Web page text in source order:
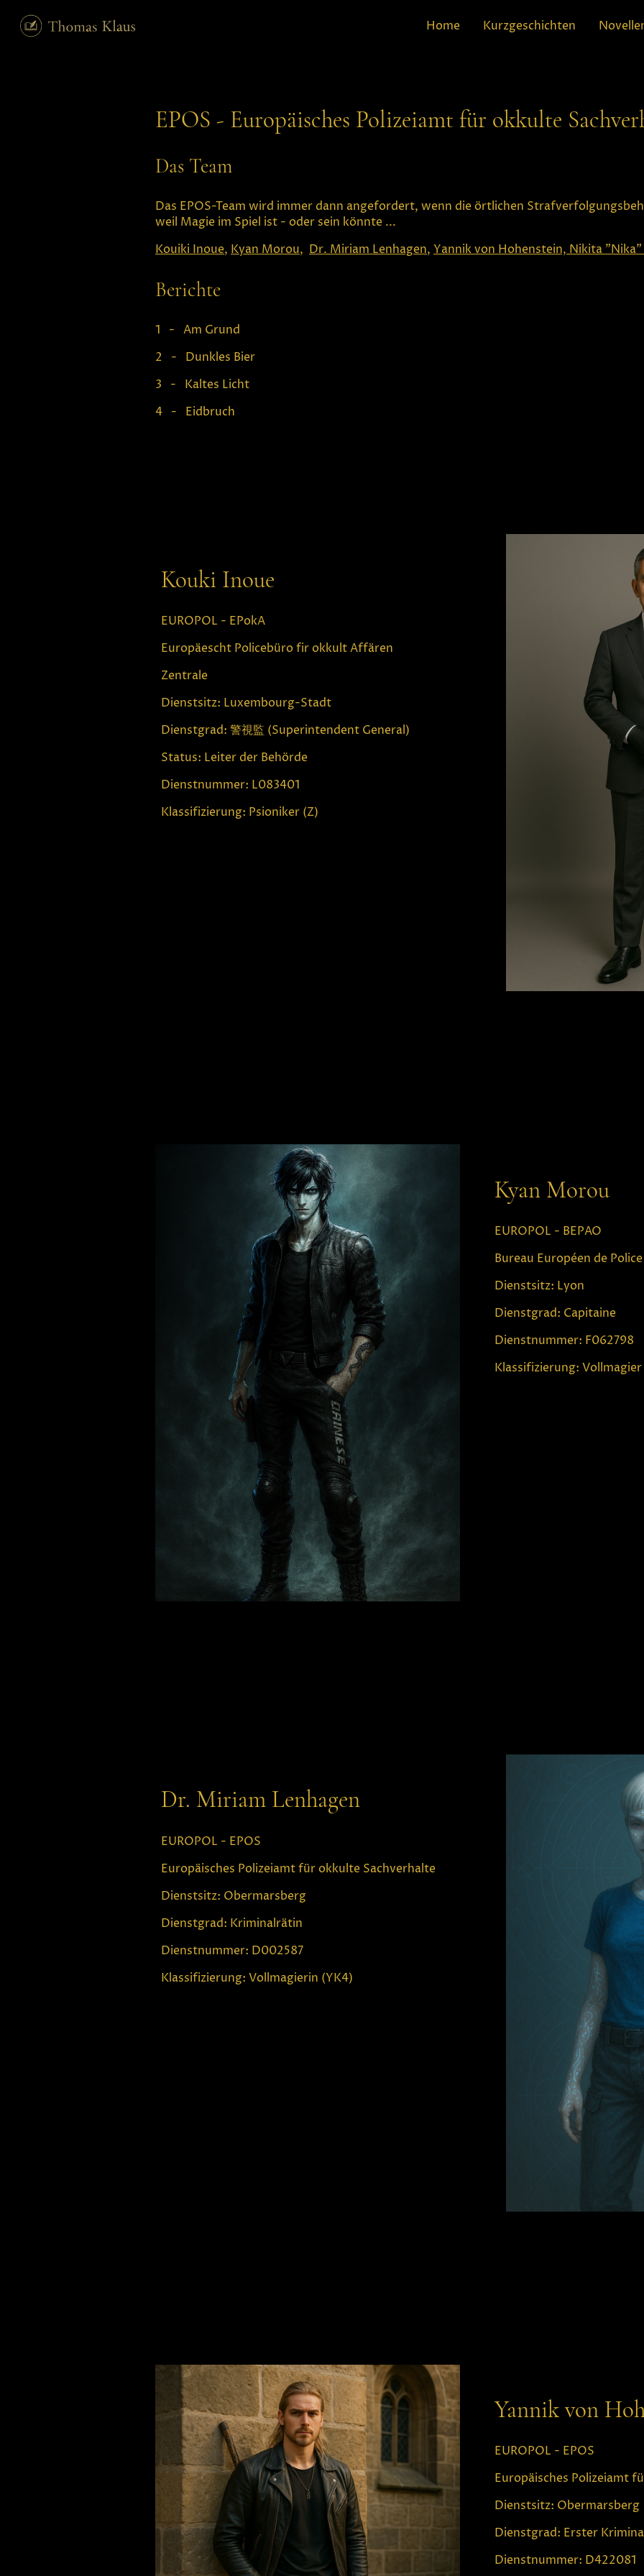
Home Kurzgeschichten
EPOS - Europäisches Polizeiamt für okkulte
Das Team
Das EPOS-Team wird immer dann angefordert, wenn die örtlichen
weil Magie im Spiel ist - oder sein könnte ...
Kouiki Inoue, Kyan Morou, Dr. Miriam Lenhagen, Yannik von Hohenstein, Nikita
Berichte
1 - Am Grund
2 - Dunkles Bier
3 - Kaltes Licht
4 - Eidbruch
Kouki Inoue
EUROPOL - EPokA
Europäescht Policebüro fir okkult Affären
Zentrale
Dienstsitz: Luxembourg-Stadt
Dienstgrad: 警視監 (Superintendent General)
Status: Leiter der Behörde
Dienstnummer: L083401
Klassifizierung: Psioniker (Z)
Kyan Morou
EUROPOL - BEPAO
Bureau Européen de
Dienstsitz: Lyon
Dienstgrad: Capitaine
Dienstnummer: F062798
Klassifizierung:
Dr. Miriam Lenhagen
EUROPOL - EPOS
Europäisches Polizeiamt für okkulte Sachverhalte
Dienstsitz: Obermarsberg
Dienstgrad: Kriminalrätin
Dienstnummer: D002587
Klassifizierung: Vollmagierin (YK4)
Yannik von
EUROPOL - EPOS
Europäisches Polizeiamt
Dienstsitz: Obermarsberg
Dienstgrad: Erster
Dienstnummer: D422081